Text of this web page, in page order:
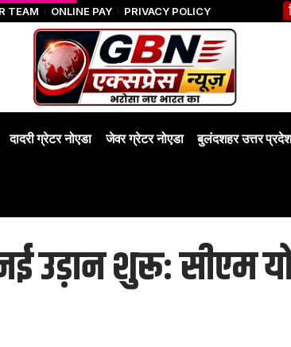
TEAM ONLINE PAY PRIVACY POLICY
दादरी ग्रेटर नोएडा जेवर ग्रेटर नोएडा बुलंदशहर उत्तर प्रदेश
उड़ान शुरू: सीएम